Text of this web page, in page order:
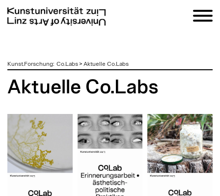
zumKunst.Forschung: Co.Labs> Aktuelle Co.Labs
Aktuelle Co.Labs